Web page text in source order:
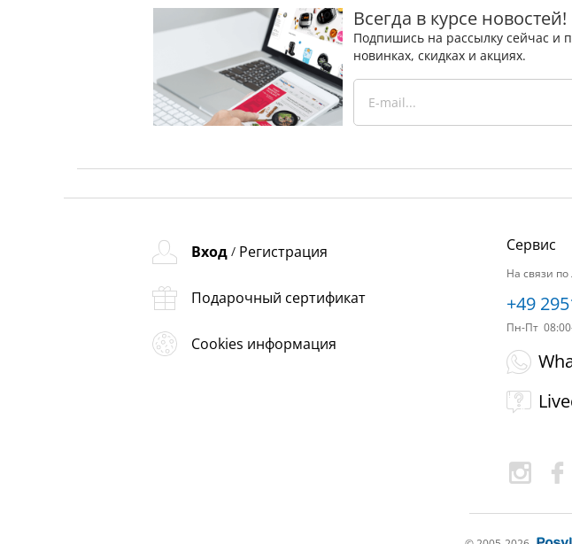
Всегда в курсе новостей!
Подпишись на рассылку сейчас и
новинках, скидках и акциях.
Вход / Регистрация
Подарочный сертификат
Cookies информация
Сервис
На связи
+49
Пн-Пт